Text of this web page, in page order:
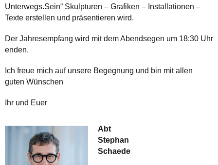
Unterwegs.Sein“ Skulpturen – Grafiken – Installationen –
Texte erstellen und präsentieren wird.
Der Jahresempfang wird mit dem Abendsegen um 18:30 Uhr
enden.
Ich freue mich auf unsere Begegnung und bin mit allen
guten Wünschen
Ihr und Euer
Abt
Stephan
Schaede